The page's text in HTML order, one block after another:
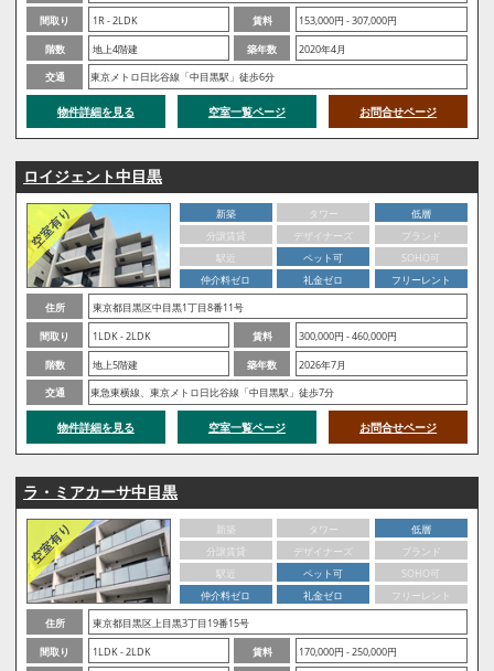
間取り
1R - 2LDK 賃料
153,000円 - 307,000円
階数
地上4階建 築年数
2020年4月
交通
東京メトロ日比谷線「中目黒駅」徒歩6分
物件詳細を見る 空室一覧ページ お問合せページ
ロイジェント中目黒
新築 タワー
低層
分譲賃貸
デザイナーズ
ブランド
駅近
ペット可
SOHO可
仲介料ゼロ
礼金ゼロ
フリーレント
住所
東京都目黒区中目黒1丁目8番11号
間取り
1LDK - 2LDK 賃料
300,000円 - 460,000円
階数
地上5階建 築年数
2026年7月
交通
東急東横線、東京メトロ日比谷線「中目黒駅」徒歩7分
物件詳細を見る 空室一覧ページ お問合せページ
ラ・ミアカーサ中目黒
新築 タワー
低層
分譲賃貸
デザイナーズ
ブランド
駅近
ペット可
SOHO可
仲介料ゼロ
礼金ゼロ
フリーレント
住所
東京都目黒区上目黒3丁目19番15号
間取り
1LDK - 2LDK 賃料
170,000円 - 250,000円